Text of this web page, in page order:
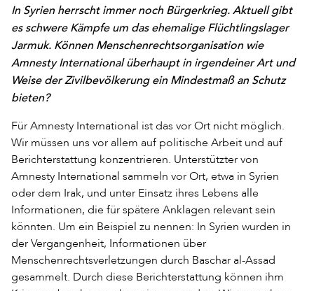
In Syrien herrscht immer noch Bürgerkrieg. Aktuell gibt
es schwere Kämpfe um das ehemalige Flüchtlingslager
Jarmuk. Können Menschenrechtsorganisation wie
Amnesty International überhaupt in irgendeiner Art und
Weise der Zivilbevölkerung ein Mindestmaß an Schutz
bieten?
Für Amnesty International ist das vor Ort nicht möglich.
Wir müssen uns vor allem auf politische Arbeit und auf
Berichterstattung konzentrieren. Unterstützter von
Amnesty International sammeln vor Ort, etwa in Syrien
oder dem Irak, und unter Einsatz ihres Lebens alle
Informationen, die für spätere Anklagen relevant sein
könnten. Um ein Beispiel zu nennen: In Syrien wurden in
der Vergangenheit, Informationen über
Menschenrechtsverletzungen durch Baschar al-Assad
gesammelt. Durch diese Berichterstattung können ihm